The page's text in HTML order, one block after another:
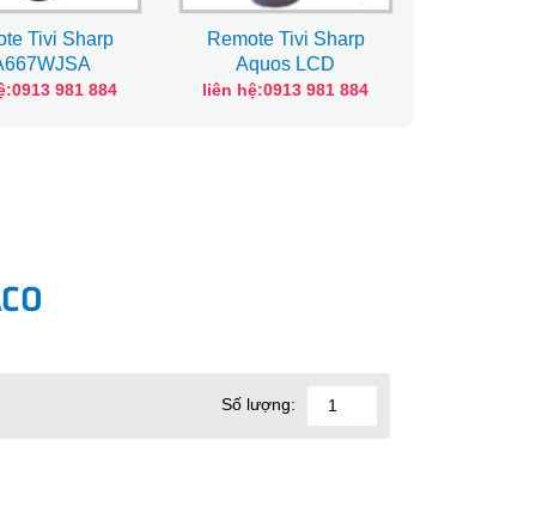
Tivi Sharp
981 884
Remote Tivi Sharp
Aquos LCD
liên hệ:0913 981 884
Số lượng: